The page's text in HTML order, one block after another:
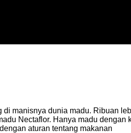
manisnya dunia madu. Ribuan
Nectaflor. Hanya madu
aturan tentang makanan